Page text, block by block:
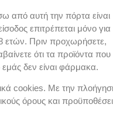
115 €
από αυτή την πόρτα είναι
επιτρέπεται μόνο για
ετών. Πριν προχωρήσετε,
ότι τα προϊόντα που
εμάς δεν είναι φάρμακα.
cookies. Με την
όρους και